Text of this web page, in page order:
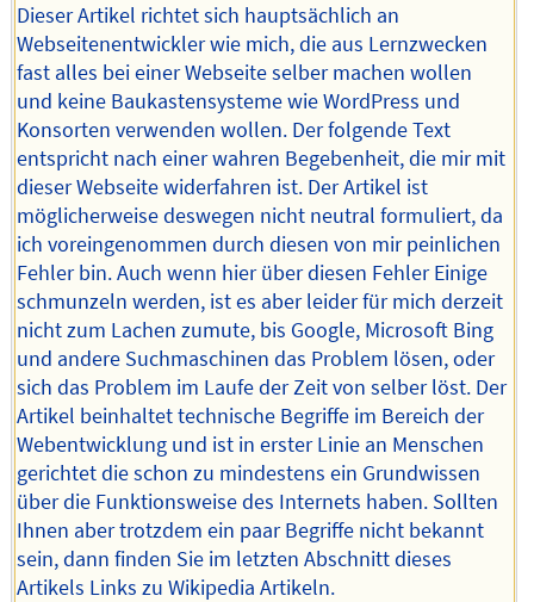
Dieser Artikel richtet sich hauptsächlich an
Webseitenentwickler wie mich, die aus Lernzwecken
fast alles bei einer Webseite selber machen wollen
und keine Baukastensysteme wie WordPress und
Konsorten verwenden wollen. Der folgende Text
entspricht nach einer wahren Begebenheit, die mir mit
dieser Webseite widerfahren ist. Der Artikel ist
möglicherweise deswegen nicht neutral formuliert, da
ich voreingenommen durch diesen von mir peinlichen
Fehler bin. Auch wenn hier über diesen Fehler Einige
schmunzeln werden, ist es aber leider für mich derzeit
nicht zum Lachen zumute, bis Google, Microsoft Bing
und andere Suchmaschinen das Problem lösen, oder
sich das Problem im Laufe der Zeit von selber löst. Der
Artikel beinhaltet technische Begriffe im Bereich der
Webentwicklung und ist in erster Linie an Menschen
gerichtet die schon zu mindestens ein Grundwissen
über die Funktionsweise des Internets haben. Sollten
Ihnen aber trotzdem ein paar Begriffe nicht bekannt
sein, dann finden Sie im letzten Abschnitt dieses
Artikels Links zu Wikipedia Artikeln.